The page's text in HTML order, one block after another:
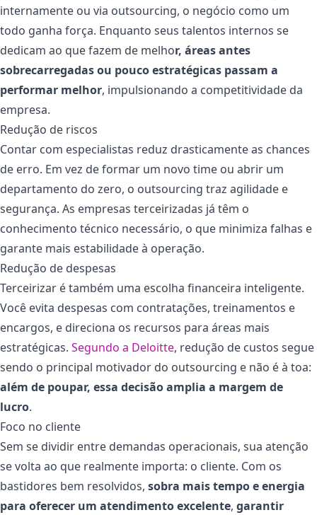
internamente ou via outsourcing, o negócio como um
todo ganha força. Enquanto seus talentos internos se
dedicam ao que fazem de melhor, áreas antes
sobrecarregadas ou pouco estratégicas passam a
performar melhor, impulsionando a competitividade da
empresa.
Redução de riscos
Contar com especialistas reduz drasticamente as chances
de erro. Em vez de formar um novo time ou abrir um
departamento do zero, o outsourcing traz agilidade e
segurança. As empresas terceirizadas já têm o
conhecimento técnico necessário, o que minimiza falhas e
garante mais estabilidade à operação.
Redução de despesas
Terceirizar é também uma escolha financeira inteligente.
Você evita despesas com contratações, treinamentos e
encargos, e direciona os recursos para áreas mais
estratégicas. Segundo a Deloitte, redução de custos segue
sendo o principal motivador do outsourcing e não é à toa:
além de poupar, essa decisão amplia a margem de
lucro.
Foco no cliente
Sem se dividir entre demandas operacionais, sua atenção
se volta ao que realmente importa: o cliente. Com os
bastidores bem resolvidos, sobra mais tempo e energia
para oferecer um atendimento excelente, garantir